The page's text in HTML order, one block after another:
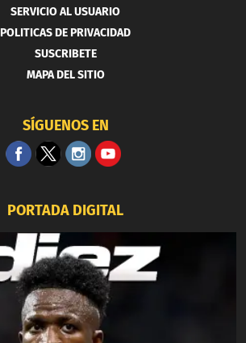
SERVICIO AL USUARIO
POLITICAS DE PRIVACIDAD
SUSCRIBETE
MAPA DEL SITIO
SÍGUENOS EN
PORTADA DIGITAL